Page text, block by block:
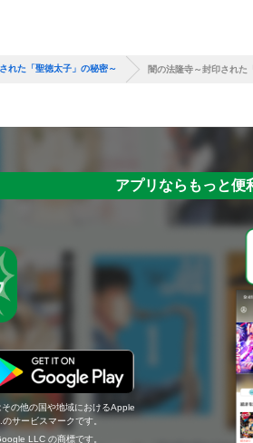
れた「聖徳太子」の秘密～ 闇の法隆寺～封印された
アプリならもっと便
の他の国や地域におけるApple
サービスマークです。
LLC の商標です。